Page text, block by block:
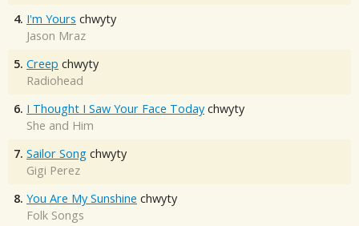
4. I'm Yours chwyty
Jason Mraz
5. Creep chwyty
Radiohead
6. I Thought I Saw Your Face Today chwyty
She and Him
7. Sailor Song chwyty
Gigi Perez
8. You Are My Sunshine chwyty
Folk Songs